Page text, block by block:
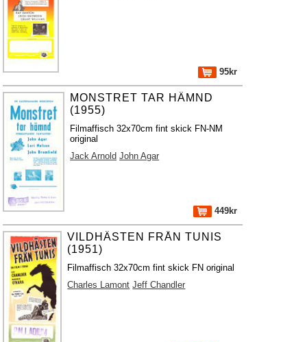
95kr
MONSTRET TAR HÄMND
(1955)
Filmaffisch 32x70cm fint skick FN-NM
original
Jack Arnold John Agar
449kr
VILDHÄSTEN FRÅN TUNIS
(1951)
Filmaffisch 32x70cm fint skick FN original
Charles Lamont Jeff Chandler